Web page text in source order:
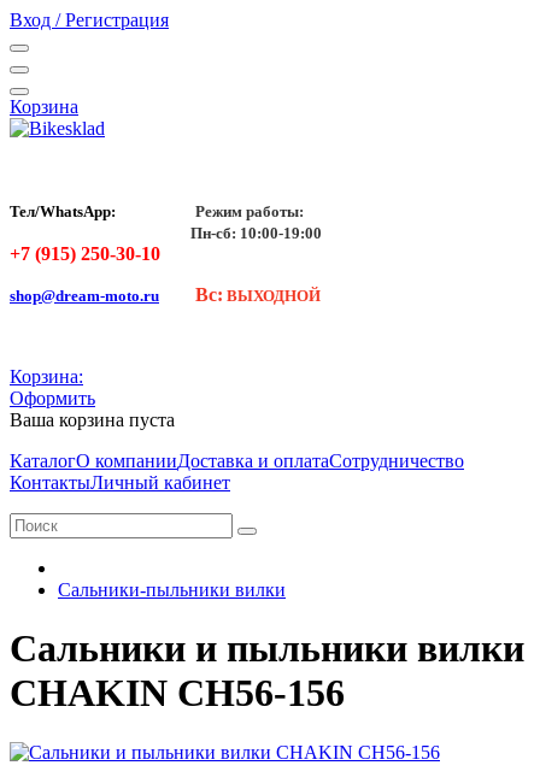
Вход / Регистрация
Корзина
Тел/WhatsApp:
Режим работы:
Пн-сб: 10:00-19:00
+7 (915) 250-30-10
shop@dream-moto.ru Вс: ВЫХОДНОЙ
Корзина:
Оформить
Ваша корзина пуста
КаталогО компанииДоставка и оплатаСотрудничество
КонтактыЛичный кабинет
Сальники-пыльники вилки
Cальники и пыльники вилки
CHAKIN CH56-156